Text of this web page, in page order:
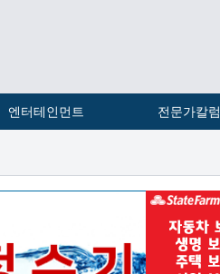
엔터테인먼트 전문가칼럼